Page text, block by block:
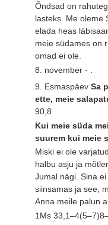
Õndsad on
lasteks. Me oleme
elada heas
meie südames on
omad ei ole.
8. november - .
9. EsmaspäevSa
ette, meie
90,8
Kui meie süda
suurem kui meie
Miski ei ole
halbu asju ja
Jumal nägi. Sina
siinsamas ja see,
Anna meile palun
1Ms